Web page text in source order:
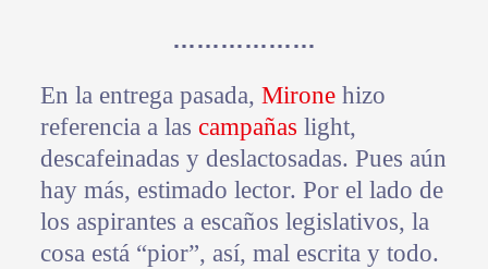
………………
En la entrega pasada, Mironehizo
referencia a las campañas light,
descafeinadas y deslactosadas. Pues aún
hay más, estimado lector. Por el lado de
los aspirantes a escaños legislativos, la
cosa está “pior”, así, mal escrita y todo.